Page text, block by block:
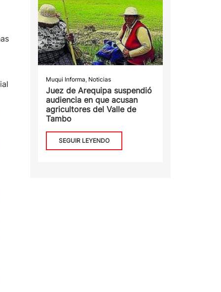
Muqui Informa, Noticias
Juez de Arequipa suspendió
audiencia en que acusan
agricultores del Valle de
Tambo
SEGUIR LEYENDO